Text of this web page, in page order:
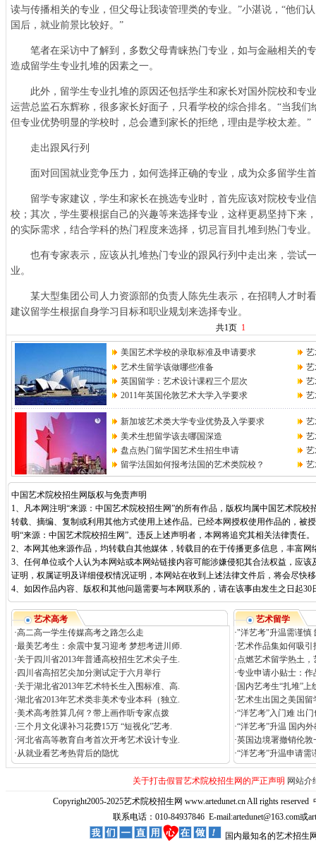
读与传播相关的专业，但父母让我读管理类的专业。”小湛说，“他们
国后，就业前景比较好。”
笔者在采访中了解到，多数父母青睐热门专业，如与金融相关的
造成留学生专业扎堆的因素之一。
此外，留学生专业扎堆的原因还包括学生和家长对国外院校和专
运营总监石东辉称，很多家长好面子，只看学校的综合排名。“当我
但专业优势明显的学校时，总会遭到家长的拒绝，理由是学校太差。”
走出跟风行列
面对回国就业竞争压力，如何选择正确的专业，成为众多留学生
留学专家建议，学生和家长在挑选专业时，首先应该对院校专业
校；其次，学生要根据自己的兴趣等来选择专业，这样更易坚持下来
的实际需求，结合学科的热门程度来选择，切忌盲目扎堆到热门专业。
也有专家表示，应该从扎堆热门专业的跟风行列中走出来，尝试
业。
某大型集团公司人力资源部的负责人陈先生表示，在招聘人才时
建议留学生根据自身学习目标和职业规划来选择专业。
共1页 1
美国艺术学校的录取标准及申请要求
艺术生留学该做哪些准备
英国留学：艺术设计课程三个层次
2011年英国伦敦艺术大学入学要求
新加坡艺术类大学专业优势及入学要求
美术生想留学该去哪国深造
盘点热门留学国艺术生招生申请
留学法国如何报考法国的艺术类院校？
中国艺术院校招生网版权与免责声明
1、凡本网注明“来源：中国艺术院校招生网”的所有作品，版权均属中国艺术院
转载、摘编、复制或利用其他方式使用上述作品。已经本网授权使用作品的，被
明“来源：中国艺术院校招生网”。违反上述声明者，本网将追究其相关法律责任。
2、本网其他来源作品，均转载自其他媒体，转载目的在于传播更多信息，丰富
3、任何单位或个人认为本网站或本网站链接内容可能涉嫌侵犯其合法权益，应
证明，权属证明及详细侵权情况证明，本网站在收到上述法律文件后，将会尽快
4、如因作品内容、版权和其他问题需要与本网联系的，请在该事由发生之日起30
艺术高考
·高二高一学生传媒高考之路怎么走
·最美艺考生：余震中复习迎考 梦想考进川师.
·关于四川省2013年普通高校招生艺术尖子生.
· 四川省高招艺尖加分测试定于六月举行
·关于湖北省2013年艺术特长生入围标准、高.
·湖北省2013年艺术类非美术专业本科（独立.
·美术高考胜算几何？带上画作听专家点拨
·三个月文化课补习花费15万 “短视化”艺考.
·河北省高等教育自考首次开考艺术设计专业.
·从就业看艺考热背后的隐忧
艺术留学
·"洋艺考"升温需谨慎
·艺术作品集如何吸引
·点燃艺术留学热土
·专业申请小贴士：
· 国内艺考生“扎堆”
·艺术生出国之美国留
·“洋艺考”入门难 出
·“洋艺考”升温 国内
·英国边境署撤销伦
·“洋艺考”升温申请需
关于打击假冒艺术院校招生网的严正声明 网站介
Copyright2005-2025艺术院校招生网 www.artedunet.cn All rights reserved
联系电话：010-84937846 E-mail:artedunet@163.com或
国内最知名的艺术招生